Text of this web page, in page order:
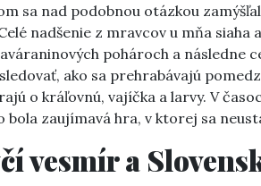
sa nad podobnou otázkou
nadšenie z mravcov u mňa
pohároch a následne
ako sa prehrabávajú
o kráľovnú, vajíčka a larvy. V
bola zaujímavá hra, v ktorej sa
vesmír a